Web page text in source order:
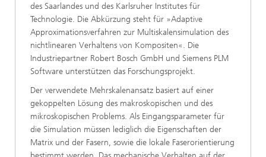
des Saarlandes und des Karlsruher Institutes für
Technologie. Die Abkürzung steht für »Adaptive
Approximationsverfahren zur Multiskalensimulation des
nichtlinearen Verhaltens von Kompositen«. Die
Industriepartner Robert Bosch GmbH und Siemens PLM
Software unterstützen das Forschungsprojekt.
Der verwendete Mehrskalenansatz basiert auf einer
gekoppelten Lösung des makroskopischen und des
mikroskopischen Problems. Als Eingangsparameter für
die Simulation müssen lediglich die Eigenschaften der
Matrix und der Fasern, sowie die lokale Faserorientierung